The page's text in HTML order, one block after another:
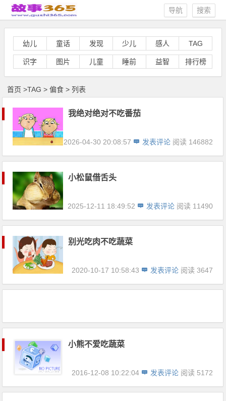
搜索
导航
幼儿 童话 发现 少儿 感人 TAG
识字 图片 儿童 睡前 益智 排行榜
首页 >TAG >偏食 > 列表
我绝对绝对不吃番茄
2026-04-30 20:08:57 发表评论 阅读 146882
小松鼠借舌头
2025-12-11 18:49:52 发表评论 阅读 11490
别光吃肉不吃蔬菜
2020-10-17 10:58:43 发表评论 阅读 3647
小熊不爱吃蔬菜
2016-12-08 10:22:04 发表评论 阅读 5172